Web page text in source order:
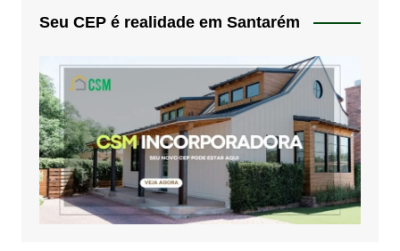
Seu CEP é realidade em Santarém